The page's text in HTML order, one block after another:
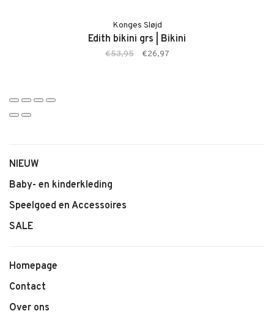
Konges Sløjd
Edith bikini grs | Bikini
€53,95 €26,97
NIEUW
Baby- en kinderkleding
Speelgoed en Accessoires
SALE
Homepage
Contact
Over ons